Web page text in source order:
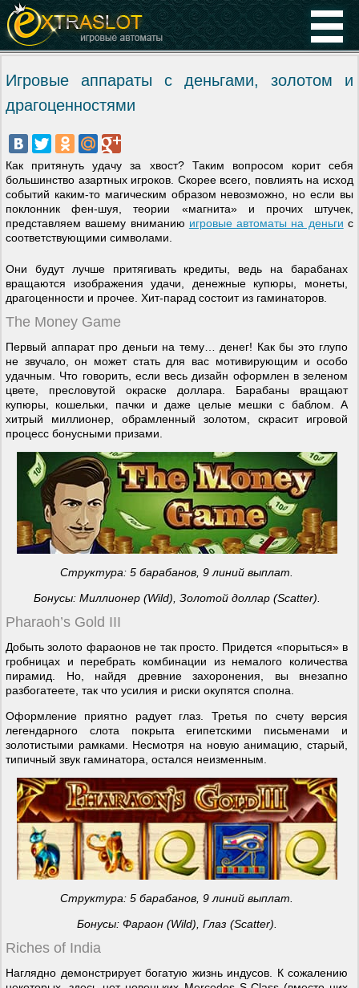
Игровые аппараты с деньгами, золотом и
драгоценностями
Как притянуть удачу за хвост? Таким вопросом корит себя
большинство азартных игроков. Скорее всего, повлиять на исход
событий каким-то магическим образом невозможно, но если вы
поклонник фен-шуя, теории «магнита» и прочих штучек,
представляем вашему вниманию игровые автоматы на деньги с
соответствующими символами.
Они будут лучше притягивать кредиты, ведь на барабанах
вращаются изображения удачи, денежные купюры, монеты,
драгоценности и прочее. Хит-парад состоит из гаминаторов.
The Money Game
Первый аппарат про деньги на тему… денег! Как бы это глупо
не звучало, он может стать для вас мотивирующим и особо
удачным. Что говорить, если весь дизайн оформлен в зеленом
цвете, пресловутой окраске доллара. Барабаны вращают
купюры, кошельки, пачки и даже целые мешки с баблом. А
хитрый миллионер, обрамленный золотом, скрасит игровой
процесс бонусными призами.
Структура: 5 барабанов, 9 линий выплат.
Бонусы: Миллионер (Wild), Золотой доллар (Scatter).
Pharaoh’s Gold III
Добыть золото фараонов не так просто. Придется «порыться» в
гробницах и перебрать комбинации из немалого количества
пирамид. Но, найдя древние захоронения, вы внезапно
разбогатеете, так что усилия и риски окупятся сполна.
Оформление приятно радует глаз. Третья по счету версия
легендарного слота покрыта египетскими письменами и
золотистыми рамками. Несмотря на новую анимацию, старый,
типичный звук гаминатора, остался неизменным.
Структура: 5 барабанов, 9 линий выплат.
Бонусы: Фараон (Wild), Глаз (Scatter).
Riches of India
Наглядно демонстрирует богатую жизнь индусов. К сожалению